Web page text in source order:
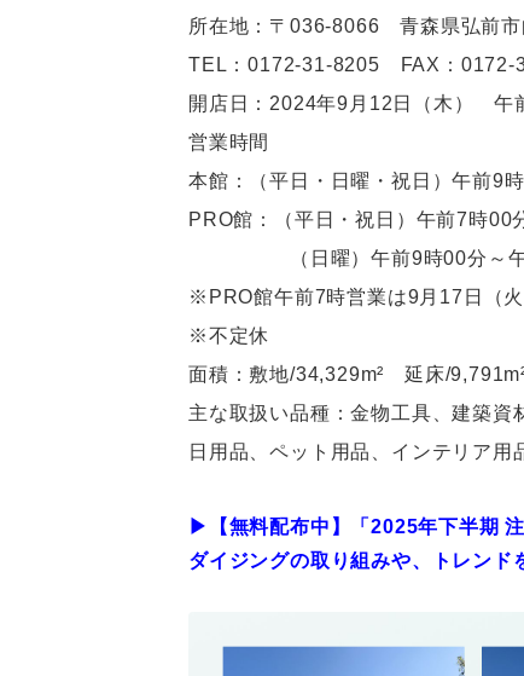
所在地：〒036-8066 青森県弘前市
TEL：0172-31-8205 FAX：0172-
開店日：2024年9月12日（木） 午
営業時間
本館：（平日・日曜・祝日）午前9
PRO館：（平日・祝日）午前7時00
（日曜）午前9時00分～午
※PRO館午前7時営業は9月17日（火
※不定休
面積：敷地/34,329m² 延床/
主な取扱い品種：金物工具、建築資
日用品、ペット用品、インテリア
▶︎【無料配布中】「2025年下半期
ダイジングの取り組みや、トレンド